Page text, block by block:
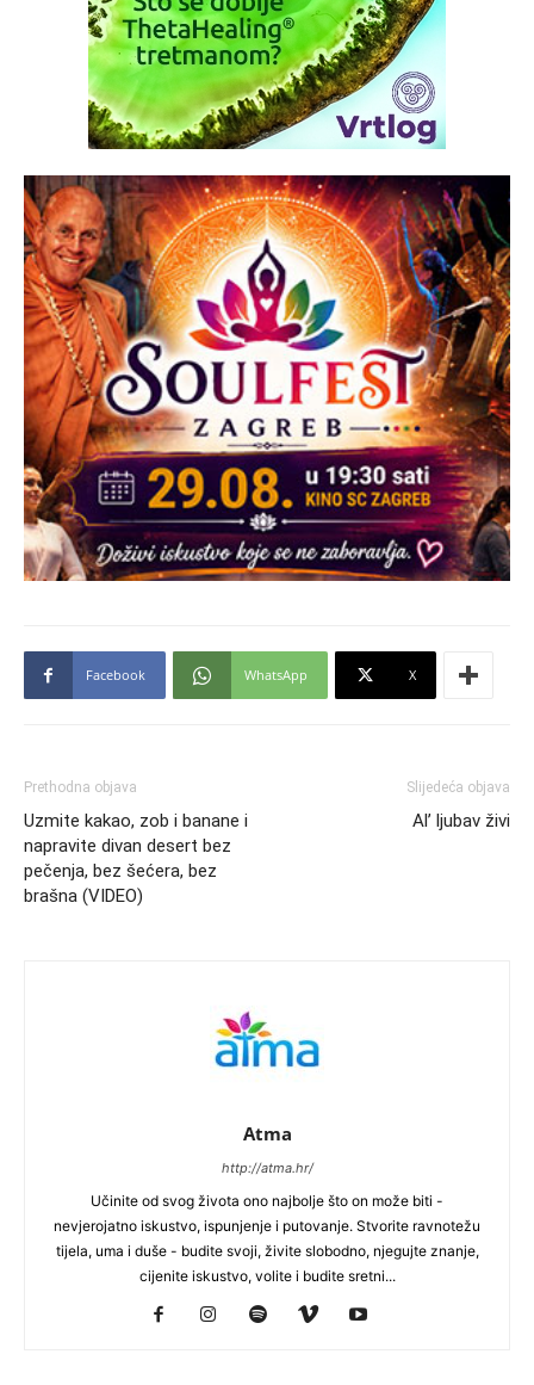
Facebook WhatsApp X
Prethodna objava
Uzmite kakao, zob i banane i
napravite divan desert bez
pečenja, bez šećera, bez
brašna (VIDEO)
Slijedeća objava
Al’ ljubav živi
Atma
http://atma.hr/
Učinite od svog života ono najbolje što on može biti -
nevjerojatno iskustvo, ispunjenje i putovanje. Stvorite ravnotežu
tijela, uma i duše - budite svoji, živite slobodno, njegujte znanje,
cijenite iskustvo, volite i budite sretni...